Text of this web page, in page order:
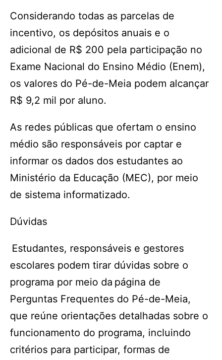
Considerando todas as parcelas de
incentivo, os depósitos anuais e o
adicional de R$ 200 pela participação no
Exame Nacional do Ensino Médio (Enem),
os valores do Pé-de-Meia podem alcançar
R$ 9,2 mil por aluno.
As redes públicas que ofertam o ensino
médio são responsáveis por captar e
informar os dados dos estudantes ao
Ministério da Educação (MEC), por meio
de sistema informatizado.
Dúvidas
Estudantes, responsáveis e gestores
escolares podem tirar dúvidas sobre o
programa por meio da página de
Perguntas Frequentes do Pé-de-Meia,
que reúne orientações detalhadas sobre o
funcionamento do programa, incluindo
critérios para participar, formas de